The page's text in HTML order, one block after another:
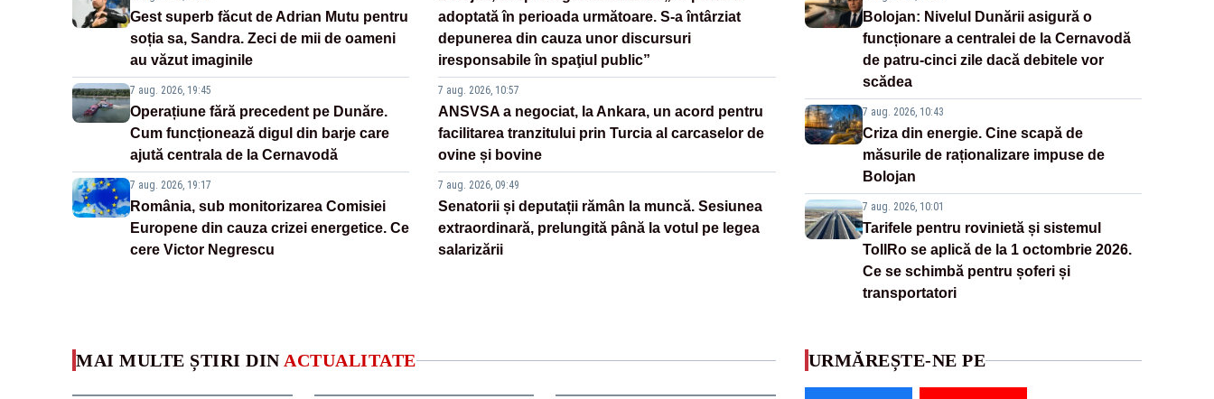
Gest superb făcut de Adrian Mutu pentru
soția sa, Sandra. Zeci de mii de oameni
au văzut imaginile
7 aug. 2026, 19:45
Operațiune fără precedent pe Dunăre.
Cum funcționează digul din barje care
ajută centrala de la Cernavodă
7 aug. 2026, 19:17
România, sub monitorizarea Comisiei
Europene din cauza crizei energetice. Ce
cere Victor Negrescu
adoptată în perioada următoare. S-a întârziat
depunerea din cauza unor discursuri
iresponsabile în spaţiul public”
7 aug. 2026, 10:57
ANSVSA a negociat, la Ankara, un acord pentru
facilitarea tranzitului prin Turcia al carcaselor de
ovine și bovine
7 aug. 2026, 09:49
Senatorii și deputații rămân la muncă. Sesiunea
extraordinară, prelungită până la votul pe legea
salarizării
Bolojan: Nivelul Dunării asigură o
funcționare a centralei de la Cernavodă
de patru-cinci zile dacă debitele vor
scădea
7 aug. 2026, 10:43
Criza din energie. Cine scapă de
măsurile de raționalizare impuse de
Bolojan
7 aug. 2026, 10:01
Tarifele pentru rovinietă și sistemul
TollRo se aplică de la 1 octombrie 2026.
Ce se schimbă pentru șoferi și
transportatori
MAI MULTE ȘTIRI DIN ACTUALITATE URMĂREȘTE-NE PE